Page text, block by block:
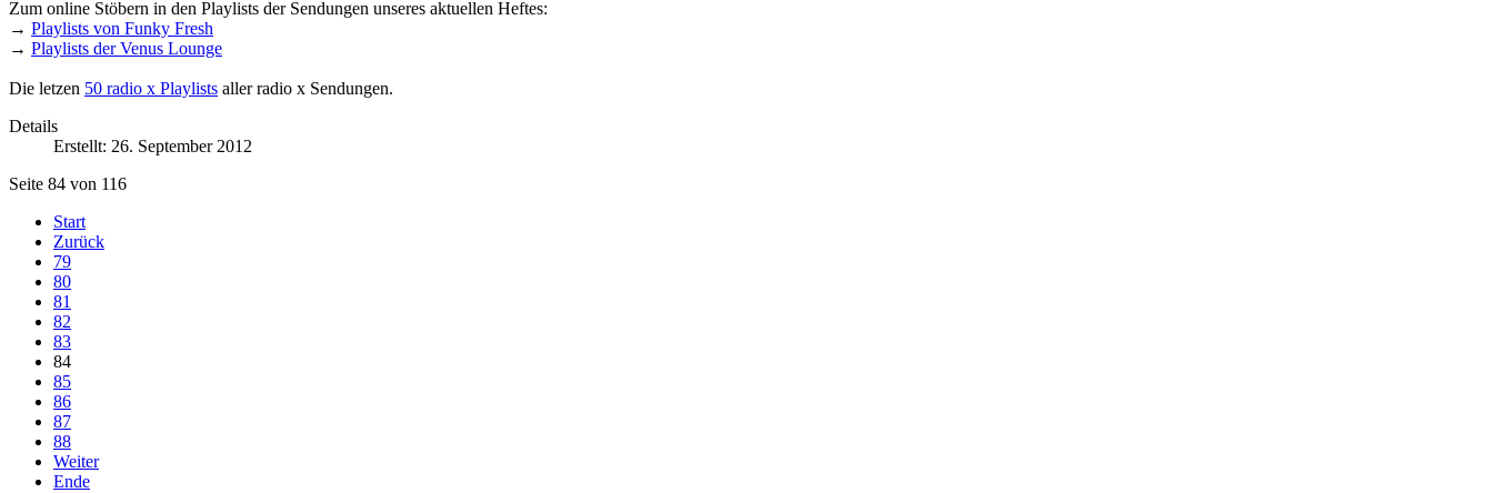
Zum online Stöbern in den Playlists der Sendungen unseres aktuellen Heftes:
→ Playlists von Funky Fresh
→ Playlists der Venus Lounge
Die letzen 50 radio x Playlists aller radio x Sendungen.
Details
Erstellt: 26. September 2012
Seite 84 von 116
Start
Zurück
79
80
81
82
83
84
85
86
87
88
Weiter
Ende